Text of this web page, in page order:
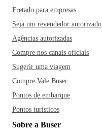
Fretado para empresas
Seja um revendedor autorizado
Agências autorizadas
Compre nos canais oficiais
Sugerir uma viagem
Compre Vale Buser
Pontos de embarque
Pontos turísticos
Sobre a Buser